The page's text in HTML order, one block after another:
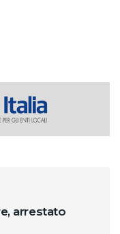
arrestato